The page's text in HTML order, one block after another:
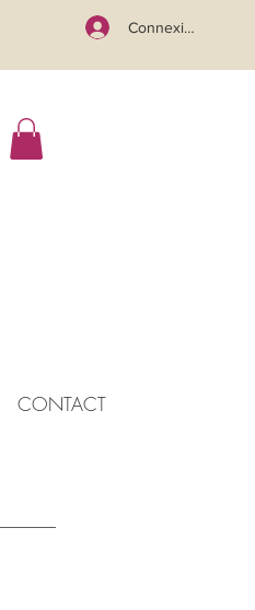
Connexion
CONTACT